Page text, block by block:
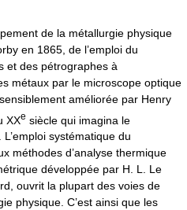
de la métallurgie physique
en 1865, de l’emploi du
et des pétrographes à
métaux par le microscope optique
améliorée par Henry
XXe siècle qui imagina le
systématique du
méthodes d’analyse thermique
développée par H. L. Le
ouvrit la plupart des voies de
physique. C’est ainsi que les